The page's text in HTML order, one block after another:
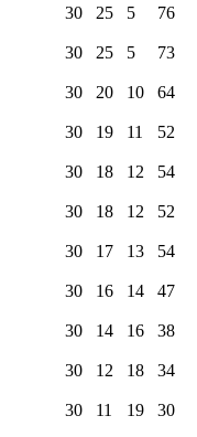
30 25 5 76
30 25 5 73
30 20 10 64
30 19 11 52
30 18 12 54
30 18 12 52
30 17 13 54
30 16 14 47
30 14 16 38
30 12 18 34
30 11 19 30